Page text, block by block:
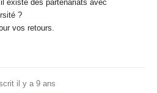
existe des partenariats avec
?
vos retours.
il y a 9 ans